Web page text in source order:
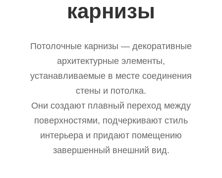
карнизы
Потолочные карнизы — декоративные
архитектурные элементы,
устанавливаемые в месте соединения
стены и потолка.
Они создают плавный переход между
поверхностями, подчеркивают стиль
интерьера и придают помещению
завершенный внешний вид.